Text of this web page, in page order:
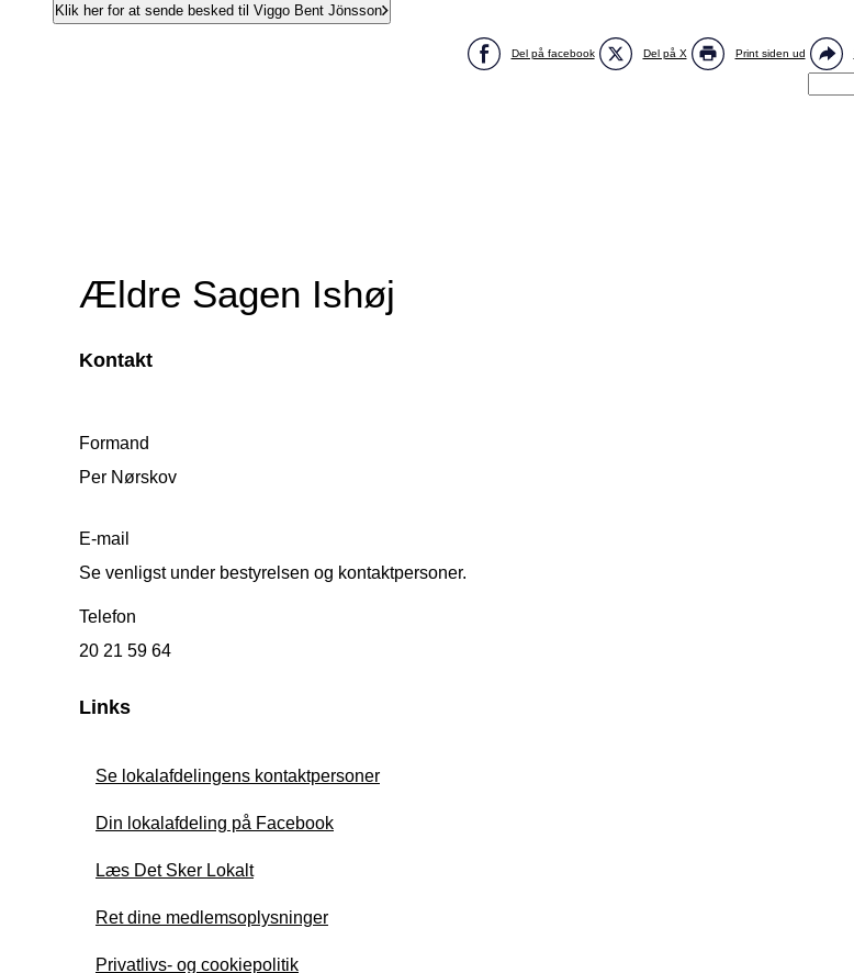
Klik her for at sende besked til Viggo Bent Jönsson
Del på facebook Del på X Print siden ud
Ældre Sagen Ishøj
Kontakt
Formand
Per Nørskov
E-mail
Se venligst under bestyrelsen og kontaktpersoner.
Telefon
20 21 59 64
Links
Se lokalafdelingens kontaktpersoner
Din lokalafdeling på Facebook
Læs Det Sker Lokalt
Ret dine medlemsoplysninger
Privatlivs- og cookiepolitik